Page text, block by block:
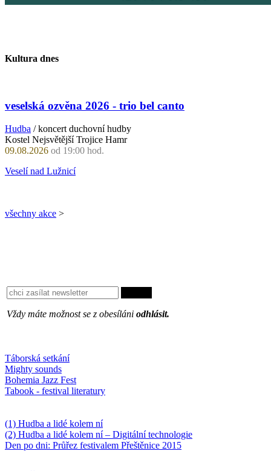
Kultura dnes
veselská ozvěna 2026 - trio bel canto
Hudba / koncert duchovní hudby
Kostel Nejsvětější Trojice Hamr
09.08.2026 od 19:00 hod.
Veselí nad Lužnicí
všechny akce >
Vždy máte možnost se z obesíláni odhlásit.
Táborská setkání
Mighty sounds
Bohemia Jazz Fest
Tabook - festival literatury
(1) Hudba a lidé kolem ní
(2) Hudba a lidé kolem ní – Digitální technologie
Den po dni: Průřez festivalem Přeštěnice 2015